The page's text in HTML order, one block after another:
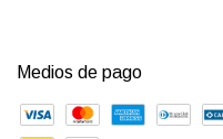
Medios de pago